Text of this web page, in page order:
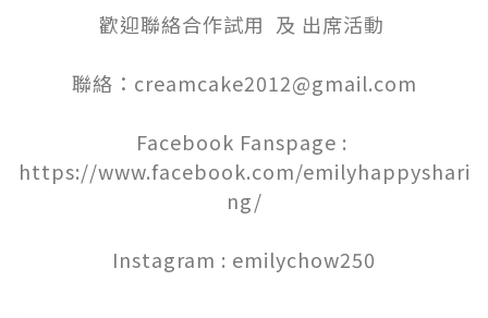
歡迎聯絡合作試用  及 出席活動
聯絡：creamcake2012@gmail.com
Facebook Fanspage :
https://www.facebook.com/emilyhappyshari
ng/
Instagram : emilychow250